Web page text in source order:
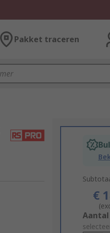
Pakket traceren
€
Add
to